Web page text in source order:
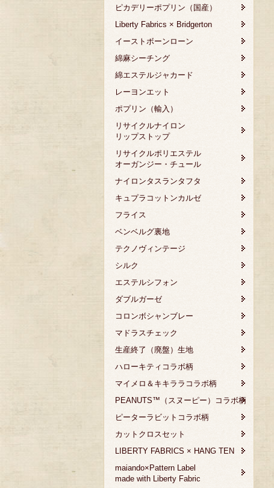
ピカデリーポプリン（国産）
Liberty Fabrics × Bridgerton
イーストボーンローン
綿麻シーチング
綿エステルジャカード
レーヨンエット
ポプリン（輸入）
リサイクルナイロン
リップストップ
リサイクルポリエステル
オーガンジー・チュール
ナイロンタスランタフタ
キュプラコットンカルゼ
フライス
ベンベルグ裏地
テクノヴィンテージ
シルク
エステルシフォン
ダブルガーゼ
コロンボシャンブレー
マドラスチェック
生産終了（廃盤）生地
ハローキティコラボ柄
マイメロ＆キキララコラボ柄
PEANUTS™（スヌーピー）コラボ柄
ピーターラビットコラボ柄
カットクロスセット
LIBERTY FABRICS × HANG TEN
maiando×Pattern Label
made with Liberty Fabric